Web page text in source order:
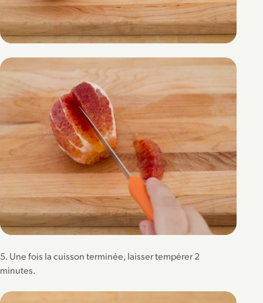
5. Une fois la cuisson terminée, laisser tempérer 2
minutes.